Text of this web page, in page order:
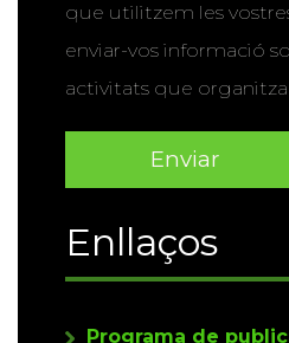
que utilitzem les
enviar-vos informació
activitats que organitza
Enllaços
Programa de